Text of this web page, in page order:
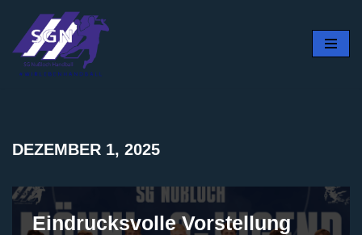
Zum
Inhalt
DEZEMBER 1, 2025
Eindrucksvolle Vorstellung